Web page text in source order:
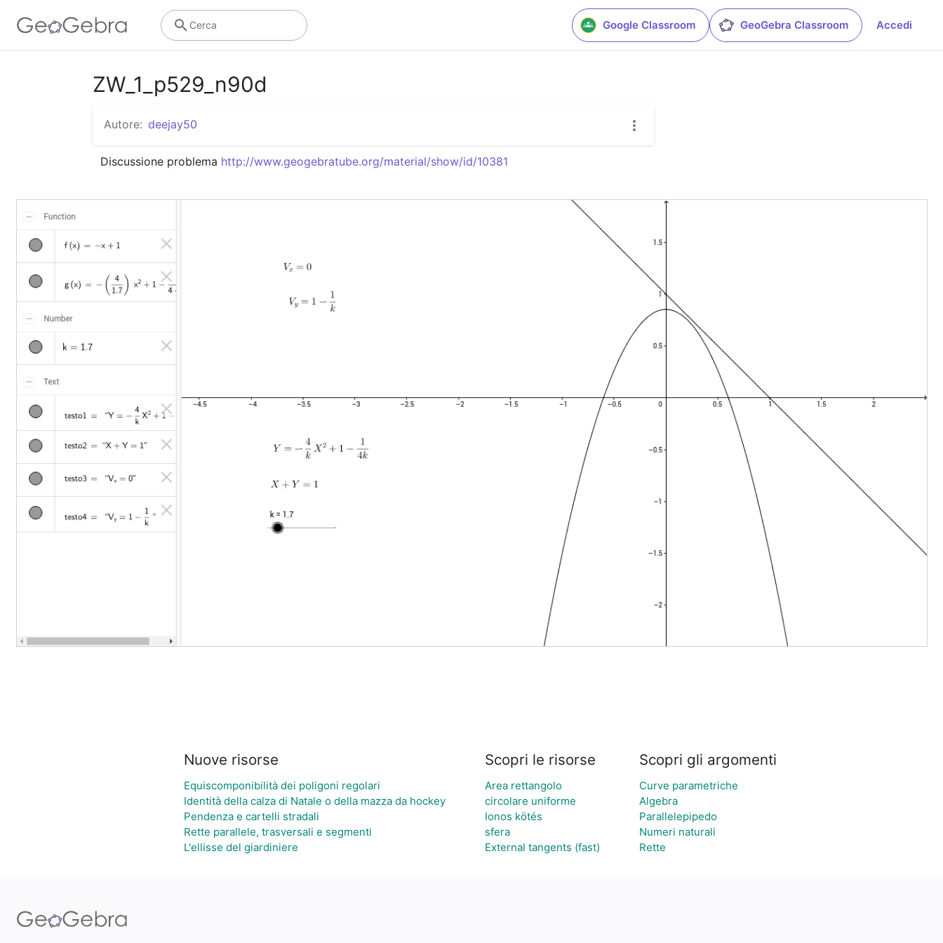
Google Classroom GeoGebra Classroom Accedi
Cerca
ZW_1_p529_n90d
Autore: deejay50
Discussione problema http://www.geogebratube.org/material/show/id/10381
Nuove risorse
Equiscomponibilità dei poligoni regolari
Identità della calza di Natale o della mazza da hockey
Pendenza e cartelli stradali
Rette parallele, trasversali e segmenti
L'ellisse del giardiniere
Scopri le risorse
Area rettangolo
circolare uniforme
Ionos kötés
sfera
External tangents (fast)
Scopri gli argomenti
Curve parametriche
Algebra
Parallelepipedo
Numeri naturali
Rette